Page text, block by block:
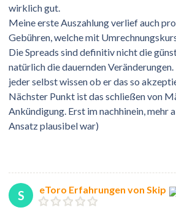
wirklich gut.
Meine erste Auszahlung verlief auch
Gebühren, welche mit
Die Spreads sind definitiv nicht die
natürlich die dauernden
jeder selbst wissen ob er das so
Nächster Punkt ist das schließen von
Ankündigung. Erst im nachhinein, mehr
Ansatz plausibel war)
S eToro Erfahrungen von Skip